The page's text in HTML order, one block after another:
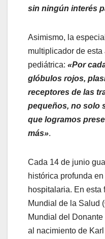
sin ningún interés
Asimismo, la
multiplicador de
pediátrica: «Por
glóbulos rojos,
receptores de las
pequeños, no solo
que logramos
más».
Cada 14 de junio
histórica profunda
hospitalaria. En esta
Mundial de la Salud
Mundial del
al nacimiento de